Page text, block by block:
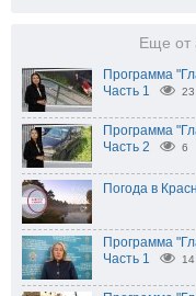
Еще от
Программа
Часть 1
23
Программа
Часть 2
6
Погода в
Программа
Часть 1
14